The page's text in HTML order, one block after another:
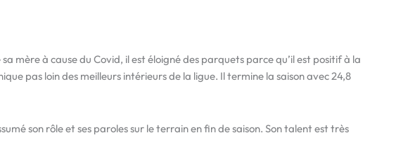
mère à cause du Covid, il est éloigné des parquets parce qu’il est positif à la
pas loin des meilleurs intérieurs de la ligue. Il termine la saison avec 24,8
son rôle et ses paroles sur le terrain en fin de saison. Son talent est très